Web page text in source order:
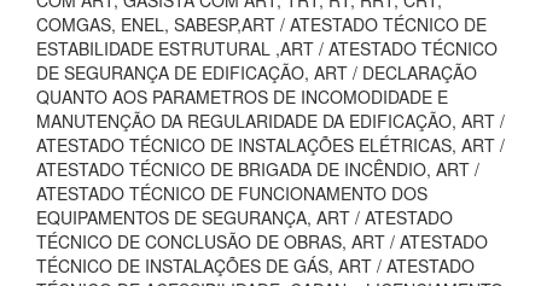
COMGAS, ENEL, SABESP,ART / ATESTADO TÉCNICO DE
ESTABILIDADE ESTRUTURAL ,ART / ATESTADO TÉCNICO
DE SEGURANÇA DE EDIFICAÇÃO, ART / DECLARAÇÃO
QUANTO AOS PARAMETROS DE INCOMODIDADE E
MANUTENÇÃO DA REGULARIDADE DA EDIFICAÇÃO, ART /
ATESTADO TÉCNICO DE INSTALAÇÕES ELÉTRICAS, ART /
ATESTADO TÉCNICO DE BRIGADA DE INCÊNDIO, ART /
ATESTADO TÉCNICO DE FUNCIONAMENTO DOS
EQUIPAMENTOS DE SEGURANÇA, ART / ATESTADO
TÉCNICO DE CONCLUSÃO DE OBRAS, ART / ATESTADO
TÉCNICO DE INSTALAÇÕES DE GÁS, ART / ATESTADO